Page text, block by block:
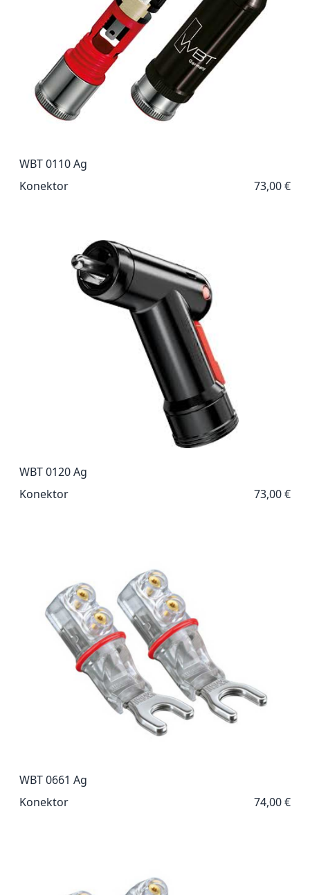
WBT 0110 Ag
Konektor
73,00 €
WBT 0120 Ag
Konektor
73,00 €
WBT 0661 Ag
Konektor
74,00 €